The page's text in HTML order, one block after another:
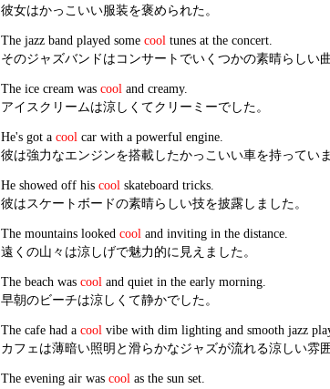
彼女はかっこいい服装を褒められた。
The jazz band played some cool tunes at the concert.
そのジャズバンドはコンサートでいくつかの素晴らしい
The ice cream was cool and creamy.
アイスクリームは涼しくてクリーミーでした。
He's got a cool car with a powerful engine.
彼は強力なエンジンを搭載したかっこいい車を持っていま
He showed off his cool skateboard tricks.
彼はスケートボードの素晴らしい技を披露しました。
The mountains looked cool and inviting in the distance.
遠くの山々は涼しげで魅力的に見えました。
The beach was cool and quiet in the early morning.
早朝のビーチは涼しくて静かでした。
The cafe had a cool vibe with dim lighting and smooth jazz
カフェは薄暗い照明と滑らかなジャズが流れる涼しい雰
The evening air was cool as the sun set.